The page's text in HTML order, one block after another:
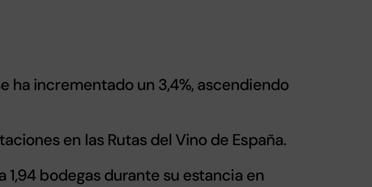
ha incrementado un 3,4%, ascendiendo
en las Rutas del Vino de España.
1,94 bodegas durante su estancia en